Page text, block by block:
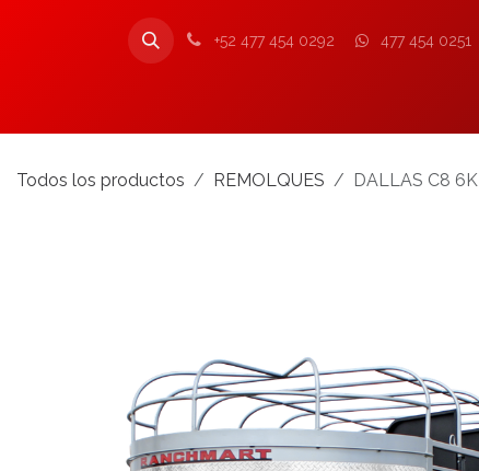
+52 477 454 0292 477 454 0251
Todos los productos REMOLQUES DALLAS C8 6K